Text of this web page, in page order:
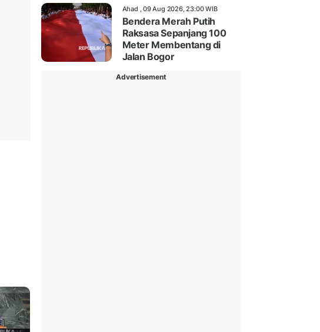
Ahad , 09 Aug 2026, 23:00 WIB
Bendera Merah Putih
Raksasa Sepanjang 100
Meter Membentang di
Jalan Bogor
Advertisement